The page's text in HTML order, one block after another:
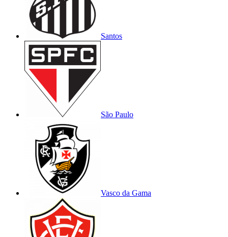
Santos
São Paulo
Vasco da Gama